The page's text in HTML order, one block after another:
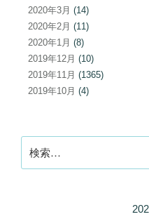
2020年3月 (14)
2020年2月 (11)
2020年1月 (8)
2019年12月 (10)
2019年11月 (1365)
2019年10月 (4)
索: